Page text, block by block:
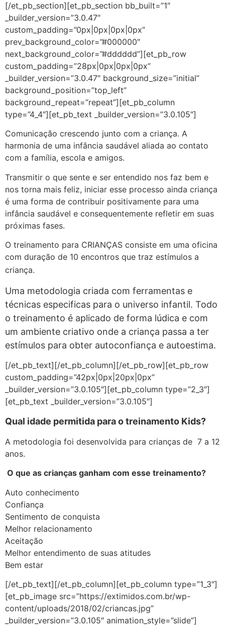
[/et_pb_section][et_pb_section bb_built=”1″
_builder_version=”3.0.47″
custom_padding=”0px|0px|0px|0px”
prev_background_color=”#000000″
next_background_color=”#dddddd”][et_pb_row
custom_padding=”28px|0px|0px|0px”
_builder_version=”3.0.47″ background_size=”initial”
background_position=”top_left”
background_repeat=”repeat”][et_pb_column
type=”4_4″][et_pb_text _builder_version=”3.0.105″]
Comunicação crescendo junto com a criança. A
harmonia de uma infância saudável aliada ao contato
com a família, escola e amigos.
Transmitir o que sente e ser entendido nos faz bem e
nos torna mais feliz, iniciar esse processo ainda criança
é uma forma de contribuir positivamente para uma
infância saudável e consequentemente refletir em suas
próximas fases.
O treinamento para CRIANÇAS consiste em uma oficina
com duração de 10 encontros que traz estímulos a
criança.
Uma metodologia criada com ferramentas e
técnicas especificas para o universo infantil. Todo
o treinamento é aplicado de forma lúdica e com
um ambiente criativo onde a criança passa a ter
estímulos para obter autoconfiança e autoestima.
[/et_pb_text][/et_pb_column][/et_pb_row][et_pb_row
custom_padding=”42px|0px|20px|0px”
_builder_version=”3.0.105″][et_pb_column type=”2_3″]
[et_pb_text _builder_version=”3.0.105″]
Qual idade permitida para o treinamento Kids?
A metodologia foi desenvolvida para crianças de 7 a 12
anos.
O que as crianças ganham com esse treinamento?
Auto conhecimento
Confiança
Sentimento de conquista
Melhor relacionamento
Aceitação
Melhor entendimento de suas atitudes
Bem estar
[/et_pb_text][/et_pb_column][et_pb_column type=”1_3″]
[et_pb_image src=”https://extimidos.com.br/wp-
content/uploads/2018/02/criancas.jpg”
_builder_version=”3.0.105″ animation_style=”slide”]